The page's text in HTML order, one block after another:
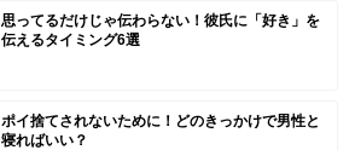
思ってるだけじゃ伝わらない！彼氏に「好き」を
伝えるタイミング6選
ポイ捨てされないために！どのきっかけで男性と
寝ればいい？